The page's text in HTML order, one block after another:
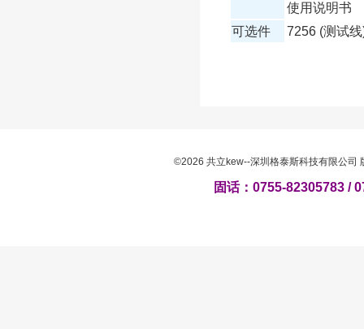
使用说明书
可选件
7256 (测试
©2026 共立kew--深圳格泰斯科技有限公司
固话：0755-82305783 /